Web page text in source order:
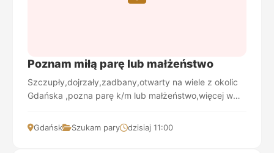
Poznam miłą parę lub małżeństwo
Szczupły,dojrzały,zadbany,otwarty na wiele z okolic
Gdańska ,pozna parę k/m lub małżeństwo,więcej w
Gdańsk Szukam pary dzisiaj 11:00